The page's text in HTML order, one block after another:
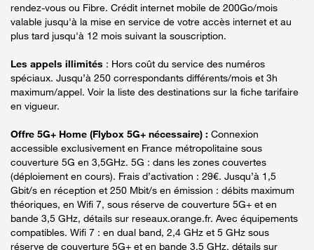
rendez-vous ou Fibre. Crédit internet mobile de 200Go/mois
valable jusqu'à la mise en service de votre accès internet et au
plus tard jusqu'à 12 mois suivant la souscription.
Les appels illimités : Hors coût du service des numéros
spéciaux. Jusqu’à 250 correspondants différents/mois et 3h
maximum/appel. Voir la liste des destinations sur la fiche tarifaire
en vigueur.
Offre 5G+ Home (Flybox 5G+ nécessaire) : Connexion
accessible exclusivement en France métropolitaine sous
couverture 5G en 3,5GHz. 5G : dans les zones couvertes
(déploiement en cours). Frais d’activation : 29€. Jusqu’à 1,5
Gbit/s en réception et 250 Mbit/s en émission : débits maximum
théoriques, en Wifi 7, sous réserve de couverture 5G+ et en
bande 3,5 GHz, détails sur reseaux.orange.fr. Avec équipements
compatibles. Wifi 7 : en dual band, 2,4 GHz et 5 GHz sous
réserve de couverture 5G+ et en bande 3,5 GHz, détails sur